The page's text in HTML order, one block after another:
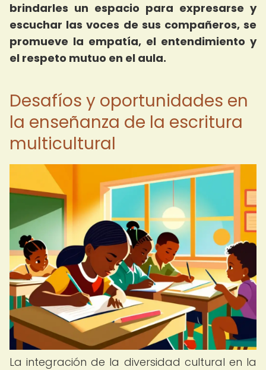
brindarles un espacio para expresarse y
escuchar las voces de sus compañeros, se
promueve la empatía, el entendimiento y
el respeto mutuo en el aula.
Desafíos y oportunidades en
la enseñanza de la escritura
multicultural
La integración de la diversidad cultural en la